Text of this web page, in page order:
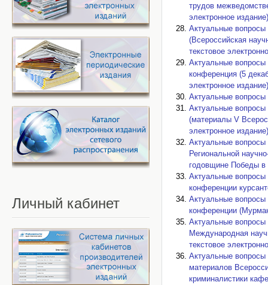
трудов
электронное
Актуальные вопросы
(Всероссийская
текстовое
Актуальные вопросы
конференция (5
электронное
Актуальные вопросы
Актуальные вопросы
(материалы V
электронное
Актуальные вопросы
Региональной
годовщине Победы в
Актуальные вопросы
конференции
Актуальные вопросы
конференции
Актуальные вопросы
Международная
текстовое
Актуальные вопросы
материалов
криминалистики
Личный кабинет